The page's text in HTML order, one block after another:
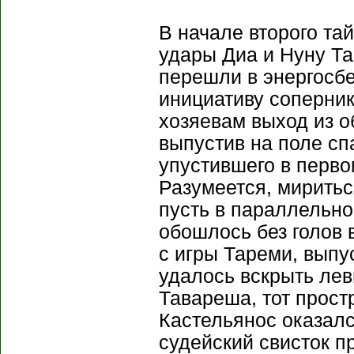
В начале второго
удары Диа и Нуну
перешли в
инициативу
хозяевам выход из
выпустив на поле
упустившего в
Разумеется,
пусть в
обошлось без голов
с игры Тареми,
удалось вскрыть
Тавареша, тот
Кастельянос
судейский свисток